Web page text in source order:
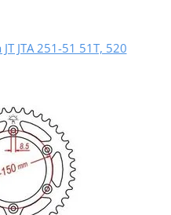
JTA 251-51 51T, 520